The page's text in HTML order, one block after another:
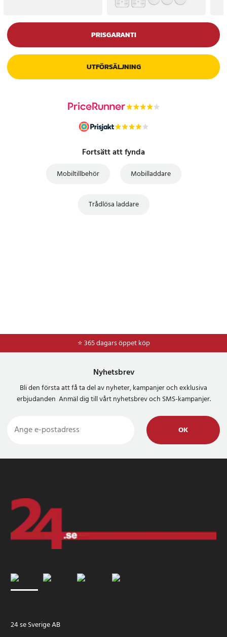
PRISGARANTI
UTFÖRSÄLJNING
Fortsätt att fynda
Mobiltillbehör Mobilladdare
Trådlösa laddare
⭐ 365 dagars öppet köp
⭐Frakt 49kr *
Nyhetsbrev
Bli den första att få ta del av nyheter, kampanjer och exklusiva
erbjudanden Anmäl dig till vårt nyhetsbrev och SMS-kampanjer.
OK
24 se Sverige AB